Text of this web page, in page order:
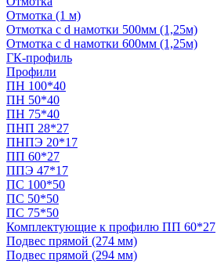
Отмотка (1 м)
Отмотка с d намотки 500мм (1,25м)
Отмотка с d намотки 600мм (1,25м)
ГК-профиль
Профили
ПН 100*40
ПН 50*40
ПН 75*40
ПНП 28*27
ПНПЭ 20*17
ПП 60*27
ППЭ 47*17
ПС 100*50
ПС 50*50
ПС 75*50
Комплектующие к профилю ПП 60*27
Подвес прямой (274 мм)
Подвес прямой (294 мм)